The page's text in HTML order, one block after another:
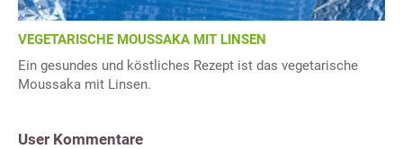
VEGETARISCHE MOUSSAKA MIT LINSEN
Ein gesundes und köstliches Rezept ist das vegetarische
Moussaka mit Linsen.
User Kommentare